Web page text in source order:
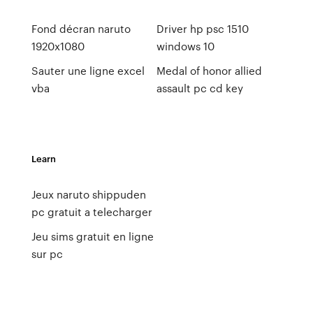
Fond décran naruto
1920x1080
Sauter une ligne excel
vba
Driver hp psc 1510
windows 10
Medal of honor allied
assault pc cd key
Learn
Jeux naruto shippuden
pc gratuit a telecharger
Jeu sims gratuit en ligne
sur pc